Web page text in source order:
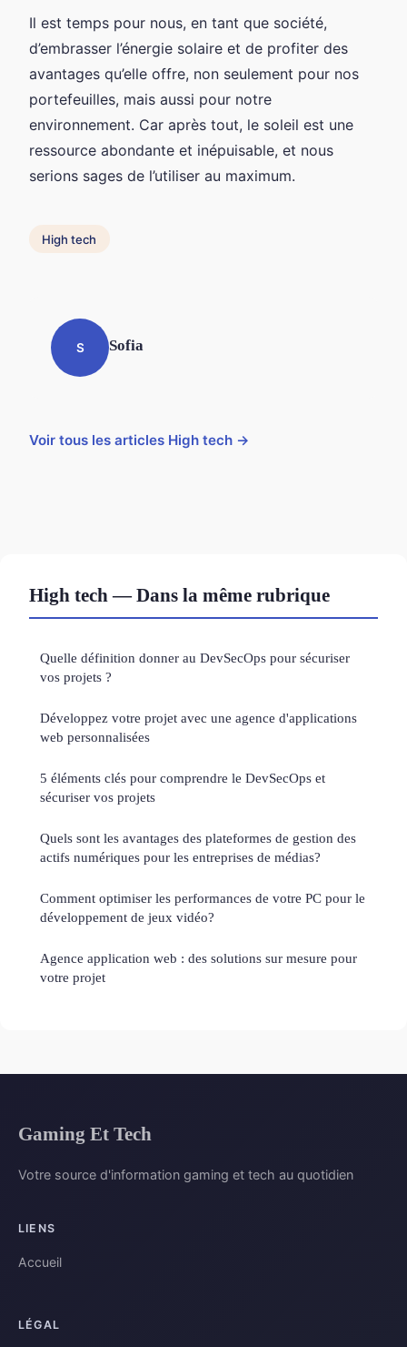
Il est temps pour nous, en tant que société,
d’embrasser l’énergie solaire et de profiter des
avantages qu’elle offre, non seulement pour nos
portefeuilles, mais aussi pour notre
environnement. Car après tout, le soleil est une
ressource abondante et inépuisable, et nous
serions sages de l’utiliser au maximum.
High tech
S Sofia
Voir tous les articles High tech →
High tech — Dans la même rubrique
Quelle définition donner au DevSecOps pour sécuriser
vos projets ?
Développez votre projet avec une agence d'applications
web personnalisées
5 éléments clés pour comprendre le DevSecOps et
sécuriser vos projets
Quels sont les avantages des plateformes de gestion des
actifs numériques pour les entreprises de médias?
Comment optimiser les performances de votre PC pour le
développement de jeux vidéo?
Agence application web : des solutions sur mesure pour
votre projet
Gaming Et Tech
Votre source d'information gaming et tech au quotidien
LIENS
Accueil
LÉGAL